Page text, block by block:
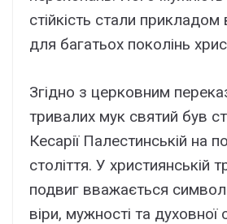
стійкість стали прикладом
для багатьох поколінь
Згідно з церковним
тривалих мук святий був
Кесарії Палестинській на
століття. У християнській
подвиг вважається
віри, мужності та духовної